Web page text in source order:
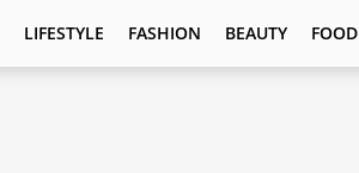
LIFESTYLE FASHION BEAUTY FOOD